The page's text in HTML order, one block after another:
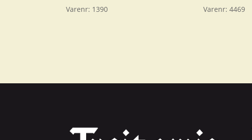
Varenr: 1390 Varenr:4469